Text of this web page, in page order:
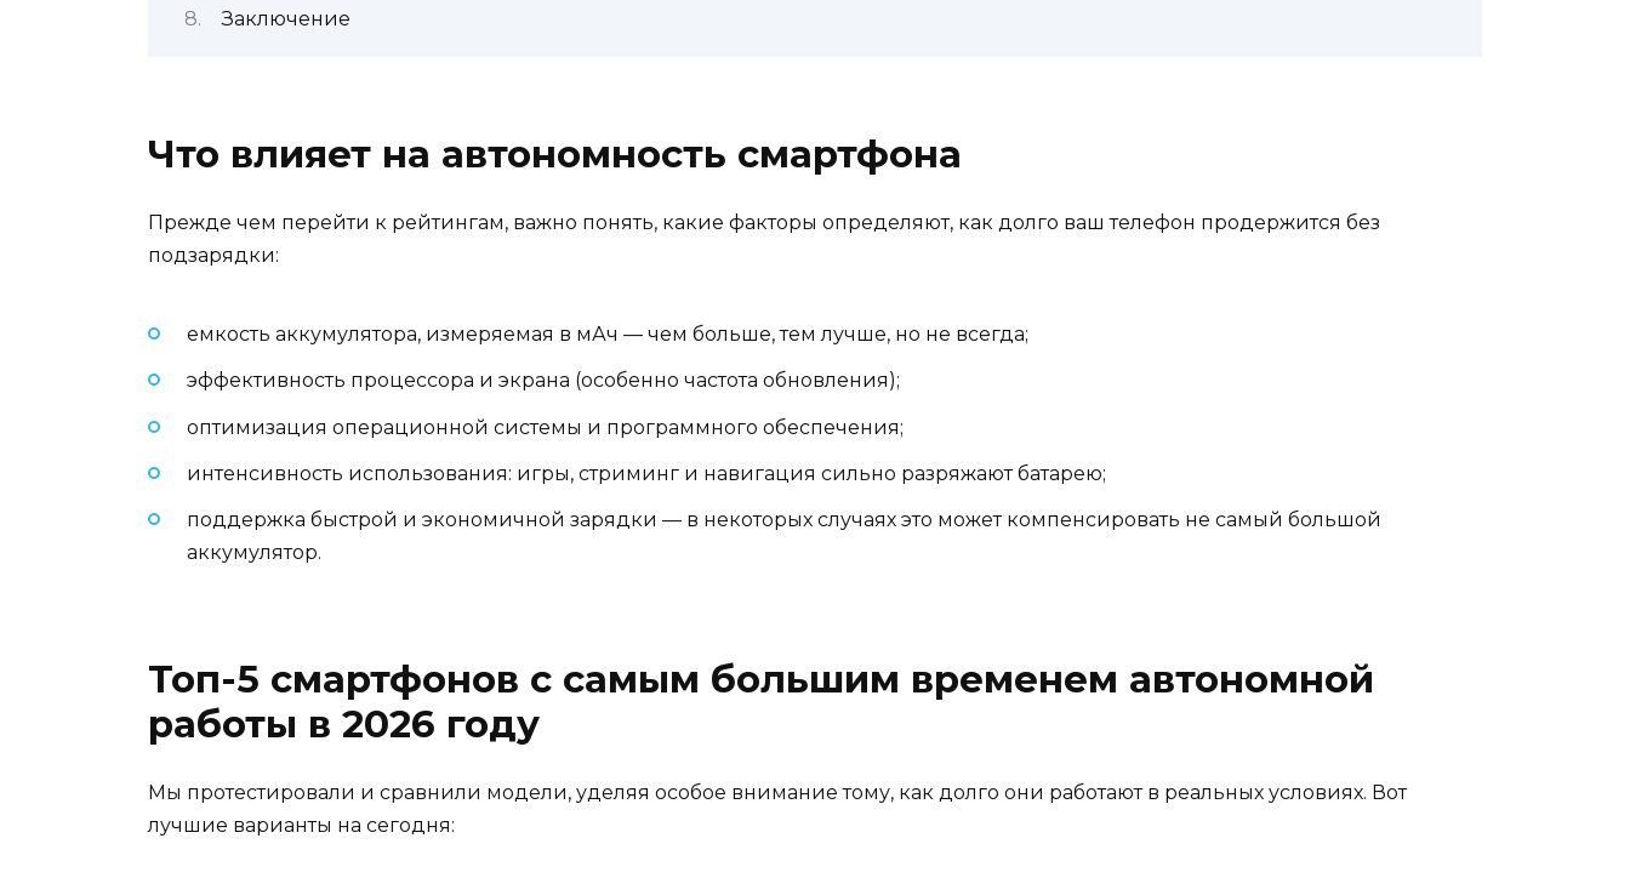
Заключение
Что влияет на автономность смартфона
Прежде чем перейти к рейтингам, важно понять, какие факторы определяют, как долго ваш телефон продержится без
подзарядки:
емкость аккумулятора, измеряемая в мАч — чем больше, тем лучше, но не всегда;
эффективность процессора и экрана (особенно частота обновления);
оптимизация операционной системы и программного обеспечения;
интенсивность использования: игры, стриминг и навигация сильно разряжают батарею;
поддержка быстрой и экономичной зарядки — в некоторых случаях это может компенсировать не самый большой
аккумулятор.
Топ-5 смартфонов с самым большим временем автономной
работы в 2026 году
Мы протестировали и сравнили модели, уделяя особое внимание тому, как долго они работают в реальных условиях. Вот
лучшие варианты на сегодня: